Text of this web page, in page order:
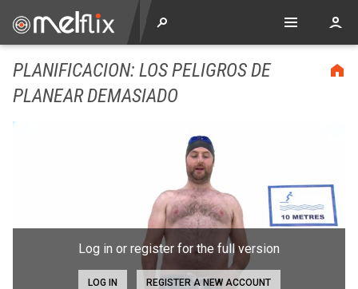
PLANIFICACION: LOS PELIGROS DE
PLANEAR DEMASIADO
Log in or register for the full version
LOG IN REGISTER A NEW ACCOUNT